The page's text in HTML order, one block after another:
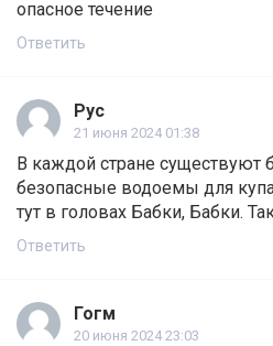
опасное течение
Ответить
Рус
21 июня 2024 01:38
В каждой стране существуют
безопасные водоемы для
тут в головах Бабки, Бабки.
Ответить
Гогм
20 июня 2024 23:03